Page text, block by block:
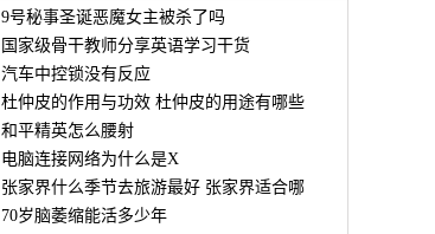
9号秘事圣诞恶魔女主被杀了吗
国家级骨干教师分享英语学习干货
汽车中控锁没有反应
杜仲皮的作用与功效 杜仲皮的用途有哪些
和平精英怎么腰射
电脑连接网络为什么是X
张家界什么季节去旅游最好 张家界适合哪
70岁脑萎缩能活多少年